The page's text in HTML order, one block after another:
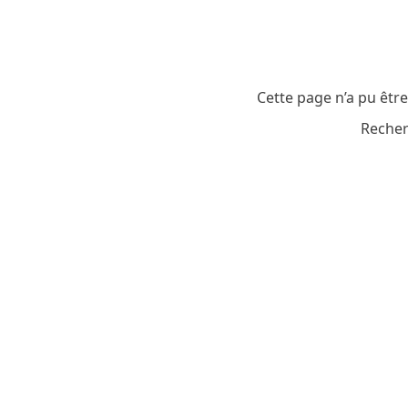
Cette page n’a pu